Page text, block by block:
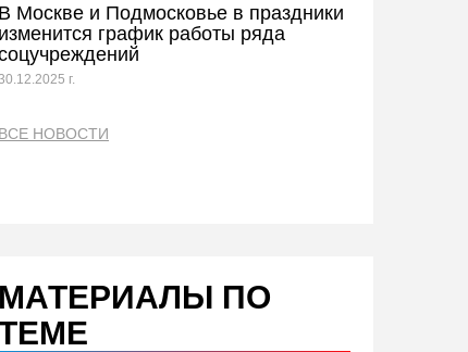
В Москве и Подмосковье в праздники
изменится график работы ряда
г.
ВСЕ НОВОСТИ
МАТЕРИАЛЫ ПО